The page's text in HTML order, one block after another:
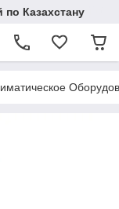
по Казахстану